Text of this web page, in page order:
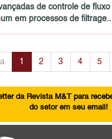
de controle de
em processos de
1 2 3 4 5
da Revista M&T para
do setor em seu email!